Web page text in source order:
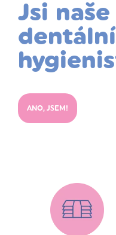
Jsi
dentální
ANO, JSEM!